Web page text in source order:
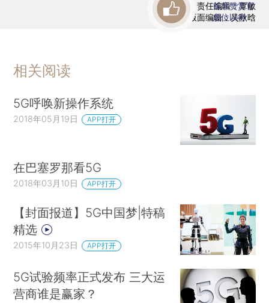
责任编辑：覃敏
版面编辑：吴秋晗
首席赞赏官
虚位以待
相关阅读
5G呼唤新操作系统
2018年05月19日 APP打开
在巴塞罗那看5G
2018年03月10日 APP打开
【封面报道】5G中国梦|特稿
精选
2015年10月23日 APP打开
5G试验频率正式发布 三大运
营商谁是赢家？